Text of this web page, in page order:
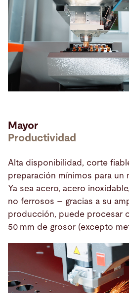
Mayor
Productividad
Alta disponibilidad, corte
preparación mínimos para un
Ya sea acero, acero
no ferrosos – gracias a su
producción, puede procesar
50 mm de grosor (excepto